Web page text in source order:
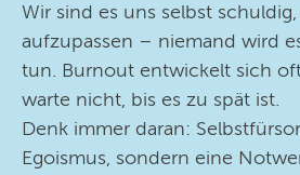
Wir sind es uns selbst
aufzupassen – niemand wird
tun. Burnout entwickelt sich
warte nicht, bis es zu spät ist.
Denk immer daran:
Egoismus, sondern eine